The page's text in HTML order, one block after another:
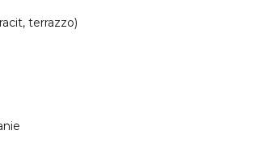
terrazzo)